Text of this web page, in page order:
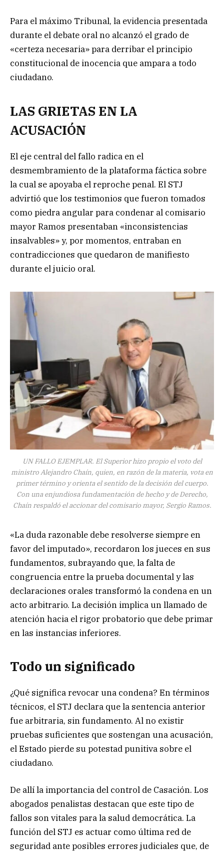
Para el máximo Tribunal, la evidencia presentada
durante el debate oral no alcanzó el grado de
«certeza necesaria» para derribar el principio
constitucional de inocencia que ampara a todo
ciudadano.
LAS GRIETAS EN LA
ACUSACIÓN
El eje central del fallo radica en el
desmembramiento de la plataforma fáctica sobre
la cual se apoyaba el reproche penal. El STJ
advirtió que los testimonios que fueron tomados
como piedra angular para condenar al comisario
mayor Ramos presentaban «inconsistencias
insalvables» y, por momentos, entraban en
contradicciones que quedaron de manifiesto
durante el juicio oral.
UN FALLO EJEMPLAR. El Superior hizo propio el voto del
ministro Alejandro Chaín, quien, en razón de la materia, vota en
primer término y orienta el sentido de la decisión del cuerpo.
Con una enjundiosa fundamentación de hecho y de Derecho,
Chaín respaldó el accionar del comisario mayor, Sergio Ramos.
«La duda razonable debe resolverse siempre en
favor del imputado», recordaron los jueces en sus
fundamentos, subrayando que, la falta de
congruencia entre la prueba documental y las
declaraciones orales transformó la condena en un
acto arbitrario. La decisión implica un llamado de
atención hacia el rigor probatorio que debe primar
en las instancias inferiores.
Todo un significado
¿Qué significa revocar una condena? En términos
técnicos, el STJ declara que la sentencia anterior
fue arbitraria, sin fundamento. Al no existir
pruebas suficientes que sostengan una acusación,
el Estado pierde su potestad punitiva sobre el
ciudadano.
De allí la importancia del control de Casación. Los
abogados penalistas destacan que este tipo de
fallos son vitales para la salud democrática. La
función del STJ es actuar como última red de
seguridad ante posibles errores judiciales que, de